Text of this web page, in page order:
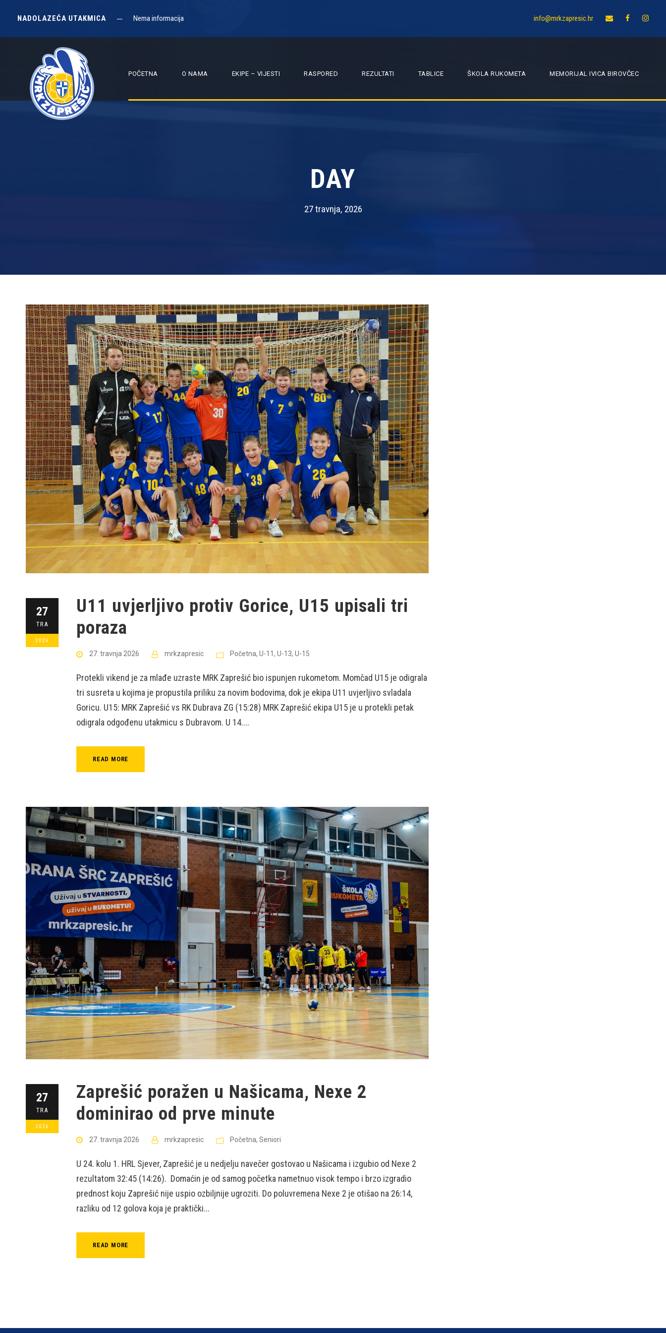
NADOLAZEĆA UTAKMICA Nema informacija info@mrkzapresic.hr
POČETNA O NAMA EKIPE – VIJESTI RASPORED REZULTATI TABLICE ŠKOLA RUKOMETA MEMORIJAL IVICA BIROVČEC
DAY
27 travnja, 2026
27
TRA
2026
U11 uvjerljivo protiv Gorice, U15 upisali tri
poraza
27. travnja 2026 mrkzapresic Početna, U-11 , U-13, U-15
Protekli vikend je za mlađe uzraste MRK Zaprešić bio ispunjen rukometom. Momčad U15 je odigrala
tri susreta u kojima je propustila priliku za novim bodovima, dok je ekipa U11 uvjerljivo svladala
Goricu. U15: MRK Zaprešić vs RK Dubrava ZG (15:28) MRK Zaprešić ekipa U15 je u protekli petak
odigrala odgođenu utakmicu s Dubravom. U 14....
READ MORE
27
TRA
2026
Zaprešić poražen u Našicama, Nexe 2
dominirao od prve minute
27. travnja 2026 mrkzapresic Početna, Seniori
U 24. kolu 1. HRL Sjever, Zaprešić je u nedjelju navečer gostovao u Našicama i izgubio od Nexe 2
rezultatom 32:45 (14:26). Domaćin je od samog početka nametnuo visok tempo i brzo izgradio
prednost koju Zaprešić nije uspio ozbiljnije ugroziti. Do poluvremena Nexe 2 je otišao na 26:14,
razliku od 12 golova koja je praktički...
READ MORE